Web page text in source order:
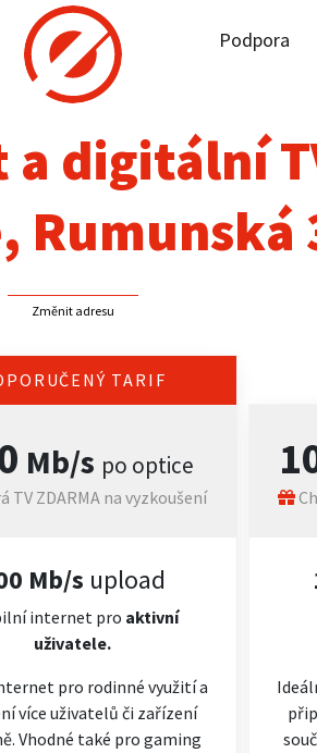
Podpora
digitální
Rumunská
Změnit adresu
TARIF
Mb/s po optice
TV ZDARMA na vyzkoušení
Mb/s upload
internet pro aktivní
uživatele.
pro rodinné využití a
více uživatelů či zařízení
Vhodné také pro gaming